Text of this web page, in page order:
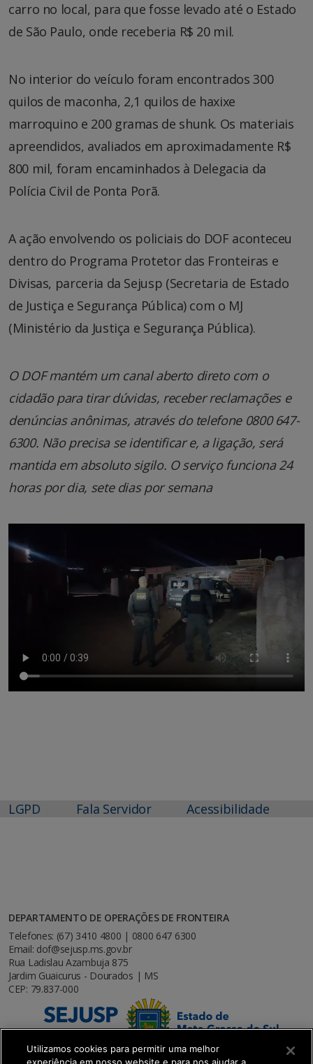
carro no local, para que fosse levado até o Estado
de São Paulo, onde receberia R$ 20 mil.
No interior do veículo foram encontrados 300
quilos de maconha, 2,1 quilos de haxixe
marroquino e 200 gramas de shunk. Os materiais
apreendidos, avaliados em aproximadamente R$
800 mil, foram encaminhados à Delegacia da
Polícia Civil de Ponta Porã.
A ação envolvendo os policiais do DOF aconteceu
dentro do Programa Protetor das Fronteiras e
Divisas, parceria da Sejusp (Secretaria de Estado
de Justiça e Segurança Pública) com o MJ
(Ministério da Justiça e Segurança Pública).
O DOF mantém um canal aberto direto com o
cidadão para tirar dúvidas, receber reclamações e
denúncias anônimas, através do telefone 0800 647-
6300. Não precisa se identificar e, a ligação, será
mantida em absoluto sigilo. O serviço funciona 24
horas por dia, sete dias por semana
LGPD Fala Servidor Acessibilidade
DEPARTAMENTO DE OPERAÇÕES DE FRONTEIRA
Telefones: (67) 3410 4800 | 0800 647 6300
Email: dof@sejusp.ms.gov.br
Rua Ladislau Azambuja 875
Jardim Guaicurus - Dourados | MS
CEP: 79.837-000
Utilizamos cookies para permitir uma melhor